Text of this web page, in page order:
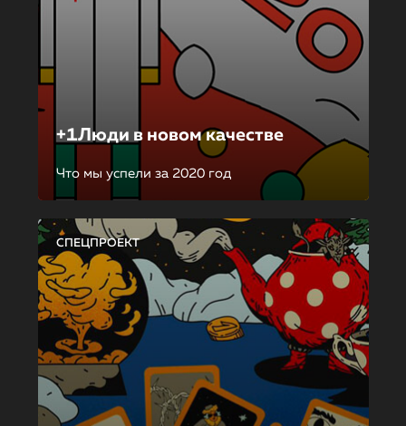
+1Люди в новом качестве
Что мы успели за 2020 год
СПЕЦПРОЕКТ